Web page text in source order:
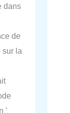
dans
de
sur la
'